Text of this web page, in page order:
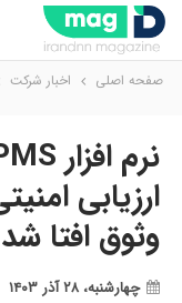
صفحه اصلی اخبار شرکت
ارزیابی
وثوق افتا شد
چهارشنبه، ۲۸ آذر ۱۴۰۳